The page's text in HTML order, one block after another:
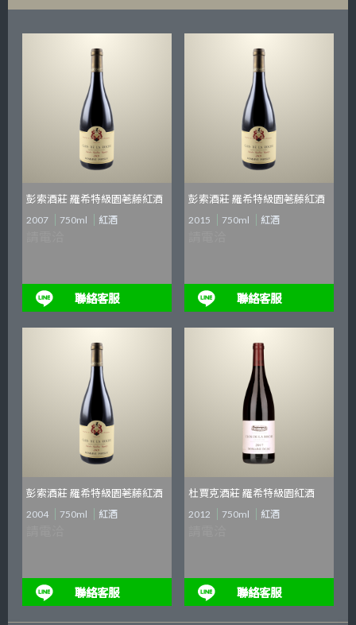
彭索酒莊 羅希特級園荖藤紅酒
2007 750ml 紅酒
聯絡客服
彭索酒莊 羅希特級園荖藤紅酒
2015 750ml 紅酒
聯絡客服
彭索酒莊 羅希特級園荖藤紅酒
2004 750ml 紅酒
聯絡客服
杜賈克酒莊 羅希特級園紅酒
2012 750ml 紅酒
聯絡客服